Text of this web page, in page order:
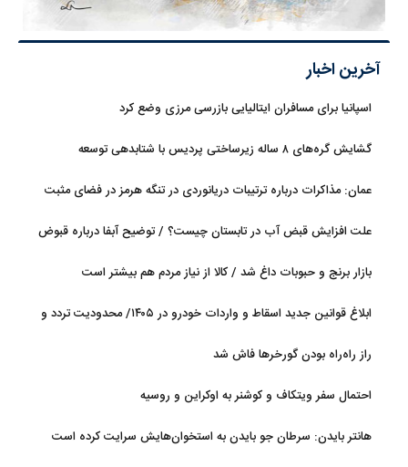
آخرین اخبار
اسپانیا برای مسافران ایتالیایی بازرسی مرزی وضع کرد
گشایش گره‌های ۸ ساله زیرساختی پردیس با شتابدهی توسعه
عمان: مذاکرات درباره ترتیبات دریانوردی در تنگه هرمز در فضای مثبت
علت افزایش قبض آب در تابستان چیست؟ / توضیح آبفا درباره قبوض
بازار برنج و حبوبات داغ شد / کالا از نیاز مردم هم بیشتر است
ابلاغ قوانین جدید اسقاط و واردات خودرو در ۱۴۰۵/ محدودیت تردد و
راز راه‌راه بودن گورخرها فاش شد
احتمال سفر ویتکاف و کوشنر به اوکراین و روسیه
هانتر بایدن: سرطان جو بایدن به استخوان‌هایش سرایت کرده است